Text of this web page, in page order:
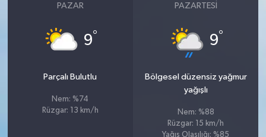
PAZAR
9°
Parçalı Bulutlu
Nem: %74
Rüzgar: 13 km/h
PAZARTESI
9°
Bölgesel düzensiz yağmur
yağışlı
Nem: %88
Rüzgar: 15 km/h
Yağış Olasılığı: %85